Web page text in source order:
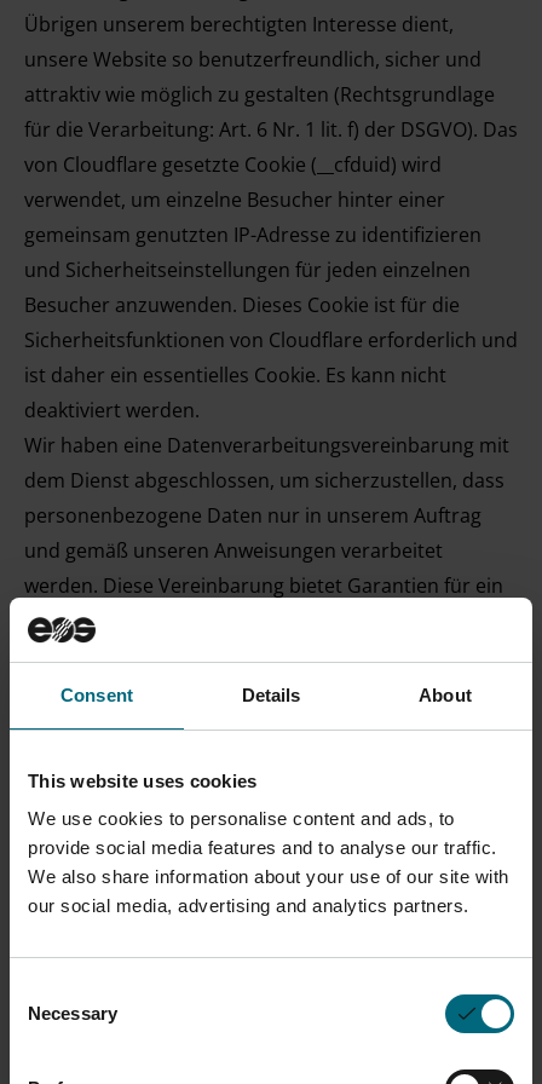
Consent Details About
This website uses cookies
We use cookies to personalise content and ads, to
provide social media features and to analyse our traffic.
We also share information about your use of our site with
our social media, advertising and analytics partners.
Selection
Necessary
Übrigen unserem berechtigten Interesse dient,
unsere Website so benutzerfreundlich, sicher und
attraktiv wie möglich zu gestalten (Rechtsgrundlage
für die Verarbeitung: Art. 6 Nr. 1 lit. f) der DSGVO). Das
von Cloudflare gesetzte Cookie (__cfduid) wird
verwendet, um einzelne Besucher hinter einer
gemeinsam genutzten IP-Adresse zu identifizieren
und Sicherheitseinstellungen für jeden einzelnen
Besucher anzuwenden. Dieses Cookie ist für die
Sicherheitsfunktionen von Cloudflare erforderlich und
ist daher ein essentielles Cookie. Es kann nicht
deaktiviert werden.
Wir haben eine Datenverarbeitungsvereinbarung mit
dem Dienst abgeschlossen, um sicherzustellen, dass
personenbezogene Daten nur in unserem Auftrag
und gemäß unseren Anweisungen verarbeitet
werden. Diese Vereinbarung bietet Garantien für ein
angemessenes Schutzniveau in Form der
Einbeziehung der von der Kommission zu diesem
Zweck erlassenen Standarddatenschutzklauseln.
Cookiebot verarbeitet und genutzt?
Diese Website verwendet Cookiebot: Cookie-Consent
Manager; Dienstanbieter: Cybot A/S, Havnegade 39,
1058 Kopenhagen, Dänemark;Cookiebot
Dienstleisters): Die IP-Nummer des Nutzers in
anonymisierter Form (die letzten drei Ziffern werden
auf 0 gesetzt), Datum und Uhrzeit der Zustimmung,